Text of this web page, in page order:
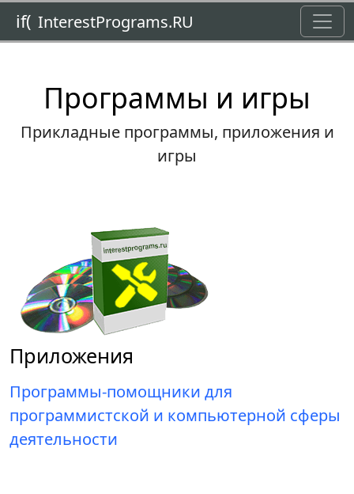
if( InterestPrograms.RU
Программы и игры
Прикладные программы, приложения и
игры
Приложения
Программы-помощники для
программистской и компьютерной сферы
деятельности